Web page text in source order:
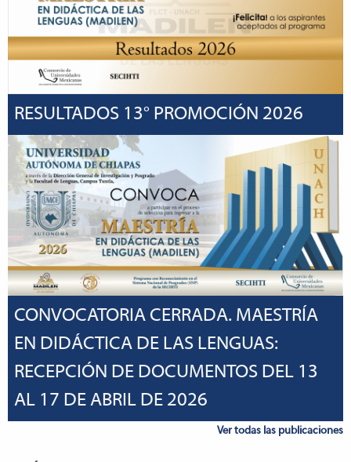
RESULTADOS 13° PROMOCIÓN 2026
CONVOCATORIA CERRADA. MAESTRÍA
EN DIDÁCTICA DE LAS LENGUAS:
RECEPCIÓN DE DOCUMENTOS DEL 13
AL 17 DE ABRIL DE 2026
Ver todas las publicaciones